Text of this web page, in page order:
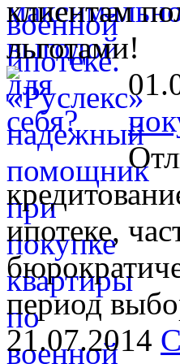
клиентам
льготами!
ипотеке,
период
21.07.2014